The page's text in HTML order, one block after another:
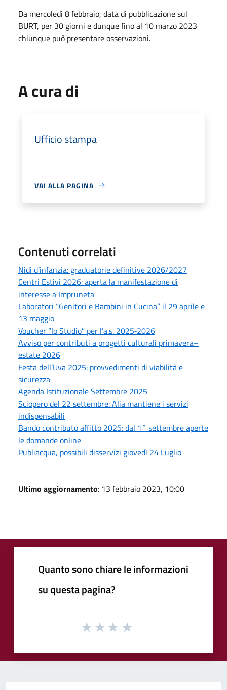
Da mercoledì 8 febbraio, data di pubblicazione sul
BURT, per 30 giorni e dunque fino al 10 marzo 2023
chiunque può presentare osservazioni.
A cura di
Ufficio stampa
VAI ALLA PAGINA
Contenuti correlati
Nidi d’infanzia: graduatorie definitive 2026/2027
Centri Estivi 2026: aperta la manifestazione di
interesse a Impruneta
Laboratori “Genitori e Bambini in Cucina” il 29 aprile e
13 maggio
Voucher “Io Studio” per l’a.s. 2025‑2026
Avviso per contributi a progetti culturali primavera–
estate 2026
Festa dell’Uva 2025: provvedimenti di viabilità e
sicurezza
Agenda Istituzionale Settembre 2025
Sciopero del 22 settembre: Alia mantiene i servizi
indispensabili
Bando contributo affitto 2025: dal 1° settembre aperte
le domande online
Publiacqua, possibili disservizi giovedì 24 Luglio
Ultimo aggiornamento: 13 febbraio 2023, 10:00
Quanto sono chiare le informazioni
su questa pagina?